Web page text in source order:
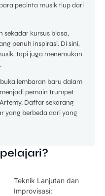
pecinta musik tiup dari
sekadar kursus biasa,
penuh inspirasi. Di sini,
tapi juga menemukan
lembaran baru dalam
pemain trumpet
Daftar sekarang
yang berbeda dari yang
Teknik Lanjutan dan
Improvisasi: